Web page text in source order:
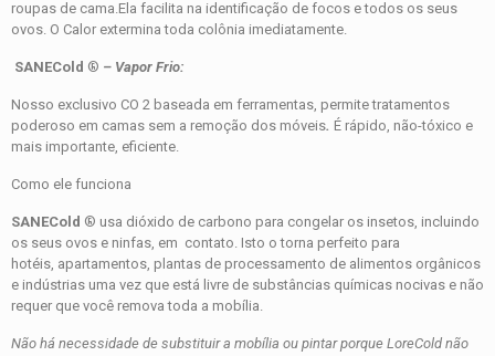
roupas de cama.Ela facilita na identificação de focos e todos os seus
ovos. O Calor extermina toda colônia imediatamente.
SANECold ® – Vapor Frio:
Nosso exclusivo CO 2 baseada em ferramentas, permite tratamentos
poderoso em camas sem a remoção dos móveis. É rápido, não-tóxico e
mais importante, eficiente.
Como ele funciona
SANECold ® usa dióxido de carbono para congelar os insetos, incluindo
os seus ovos e ninfas, em contato. Isto o torna perfeito para
hotéis, apartamentos, plantas de processamento de alimentos orgânicos
e indústrias uma vez que está livre de substâncias químicas nocivas e não
requer que você remova toda a mobília.
Não há necessidade de substituir a mobília ou pintar porque LoreCold não